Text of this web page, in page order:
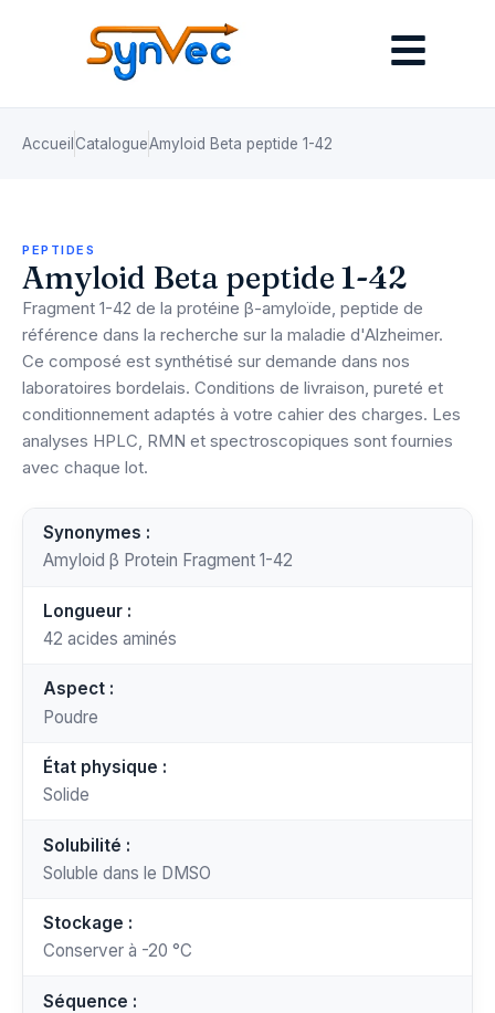
Accueil CatalogueAmyloid Beta peptide 1-42
PEPTIDES
Amyloid Beta peptide 1-42
Fragment 1-42 de la protéine β-amyloïde, peptide de
référence dans la recherche sur la maladie d'Alzheimer.
Ce composé est synthétisé sur demande dans nos
laboratoires bordelais. Conditions de livraison, pureté et
conditionnement adaptés à votre cahier des charges. Les
analyses HPLC, RMN et spectroscopiques sont fournies
avec chaque lot.
Synonymes :
Amyloid β Protein Fragment 1-42
Longueur :
42 acides aminés
Aspect :
Poudre
État physique :
Solide
Solubilité :
Soluble dans le DMSO
Stockage :
Conserver à -20 °C
Séquence :